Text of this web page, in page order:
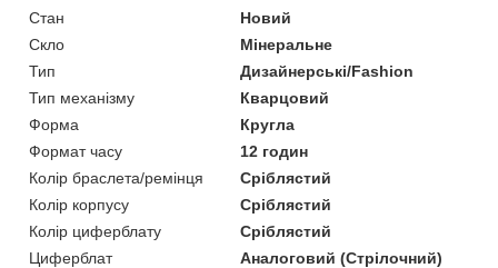
Стан
Новий
Скло
Мінеральне
Тип
Дизайнерські/Fashion
Тип механізму
Кварцовий
Форма
Кругла
Формат часу
12 годин
Колір браслета/ремінця
Сріблястий
Колір корпусу
Сріблястий
Колір циферблату
Сріблястий
Циферблат
Аналоговий (Стрілочний)